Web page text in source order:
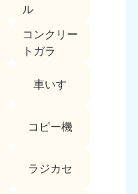
ル
コンクリー
トガラ
車いす
コピー機
ラジカセ
山口県
1880-9900
〜19:00 年中無休